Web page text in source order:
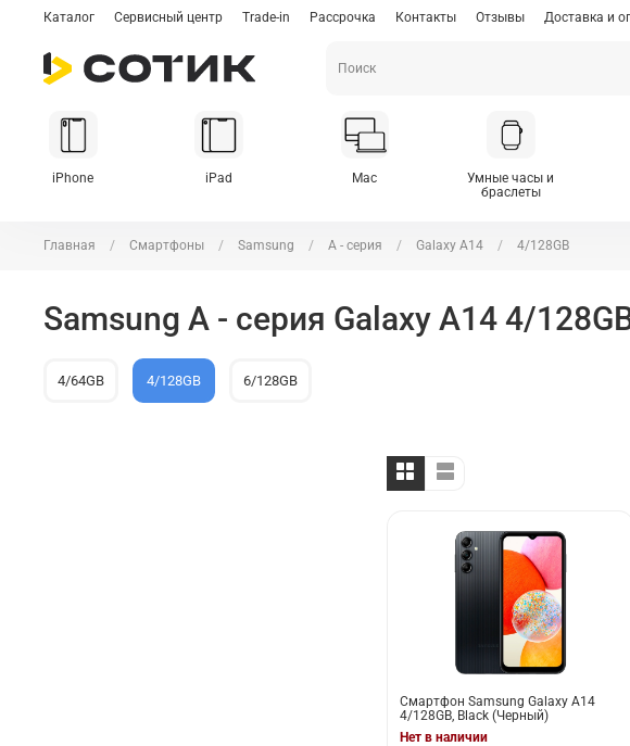
Каталог Сервисный центр Trade-in Рассрочка Контакты Отзывы Доставка и
iPhone iPad Mac
Умные часы и
браслеты
Главная Смартфоны Samsung A - серия Galaxy A14 4/128GB
Samsung A - серия Galaxy A14 4/
4/64GB 4/128GB 6/128GB
Смартфон Samsung Galaxy A14
4/128GB, Black (Черный)
Нет в наличии